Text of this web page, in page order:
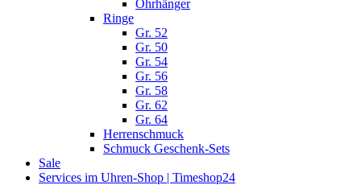
Ohrhänger
Ringe
Gr. 52
Gr. 50
Gr. 54
Gr. 56
Gr. 58
Gr. 62
Gr. 64
Herrenschmuck
Schmuck Geschenk-Sets
Sale
Services im Uhren-Shop | Timeshop24